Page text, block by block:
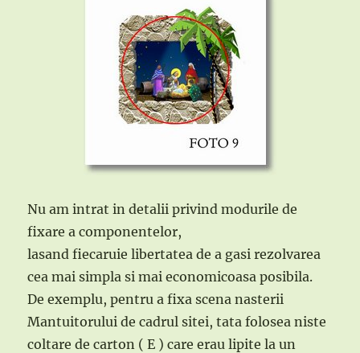
Nu am intrat in detalii privind modurile de
fixare a componentelor,
lasand fiecaruie libertatea de a gasi rezolvarea
cea mai simpla si mai economicoasa posibila.
De exemplu, pentru a fixa scena nasterii
Mantuitorului de cadrul sitei, tata folosea niste
coltare de carton ( E ) care erau lipite la un